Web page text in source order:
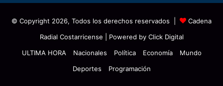
© Copyright 2026, Todos los derechos reservados |
Cadena
Radial Costarricense | Powered by Click Digital
ULTIMA HORA
Nacionales Política Economía
Mundo
Deportes
Programación